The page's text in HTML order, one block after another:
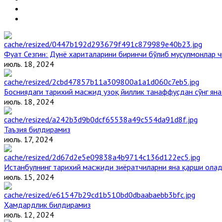
Фуат Сезгин: Дунё хариталарини биринчи бўлиб мусулмонлар
июль. 18, 2024
Босниядаги тарихий масжид узоқ йиллик танаффусдан сўнг
июль. 18, 2024
Таъзия билдирамиз
июль. 17, 2024
Истанбулнинг тарихий масжиди зиёратчиларни яна қарши
июль. 15, 2024
Ҳамдардлик билдирамиз
июль. 12, 2024